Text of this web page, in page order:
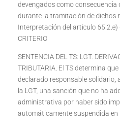
devengados como consecuencia
durante la tramitación de dichos
Interpretación del artículo 65.2.e)
CRITERIO
SENTENCIA DEL TS: LGT.
TRIBUTARIA. El TS determina
declarado responsable solidario,
la LGT, una sanción que no ha
administrativa por haber sido
automáticamente suspendida en